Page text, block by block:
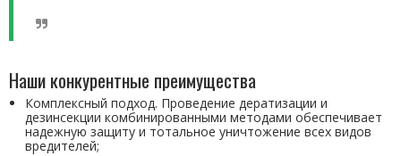
Наши конкурентные преимущества
Комплексный подход. Проведение дератизации и
дезинсекции комбинированными методами обеспечивает
надежную защиту и тотальное уничтожение всех видов
вредителей;